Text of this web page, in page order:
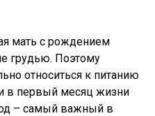
мать с рождением
грудью. Поэтому
относиться к питанию
в первый месяц жизни
– самый важный в